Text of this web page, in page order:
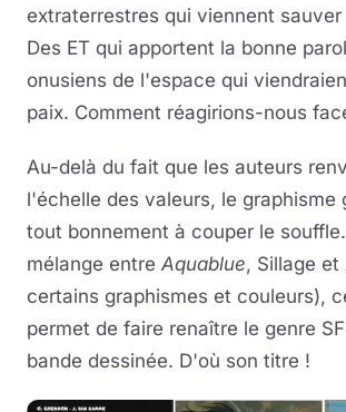
extraterrestres qui viennent
Des ET qui apportent la bonne
onusiens de l'espace qui
paix. Comment réagirions-nous
Au-delà du fait que les auteurs
l'échelle des valeurs, le graphisme
tout bonnement à couper le
mélange entre Aquablue, Sillage et
certains graphismes et couleurs),
permet de faire renaître le genre
bande dessinée. D'où son titre !